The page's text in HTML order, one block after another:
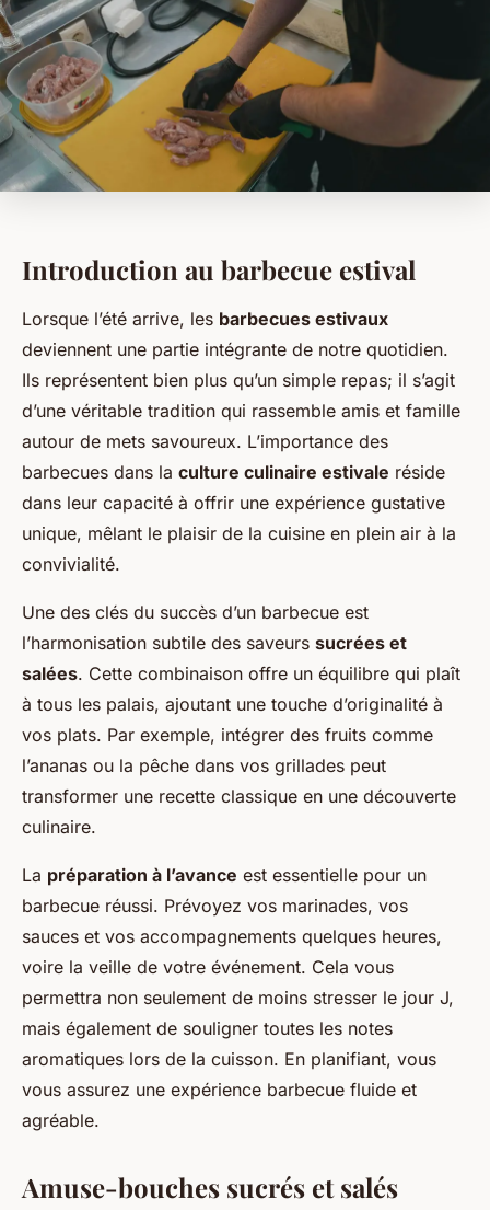
Introduction au barbecue estival
Lorsque l’été arrive, les barbecues estivaux
deviennent une partie intégrante de notre quotidien.
Ils représentent bien plus qu’un simple repas; il s’agit
d’une véritable tradition qui rassemble amis et famille
autour de mets savoureux. L’importance des
barbecues dans la culture culinaire estivale réside
dans leur capacité à offrir une expérience gustative
unique, mêlant le plaisir de la cuisine en plein air à la
convivialité.
Une des clés du succès d’un barbecue est
l’harmonisation subtile des saveurs sucrées et
salées. Cette combinaison offre un équilibre qui plaît
à tous les palais, ajoutant une touche d’originalité à
vos plats. Par exemple, intégrer des fruits comme
l’ananas ou la pêche dans vos grillades peut
transformer une recette classique en une découverte
culinaire.
La préparation à l’avance est essentielle pour un
barbecue réussi. Prévoyez vos marinades, vos
sauces et vos accompagnements quelques heures,
voire la veille de votre événement. Cela vous
permettra non seulement de moins stresser le jour J,
mais également de souligner toutes les notes
aromatiques lors de la cuisson. En planifiant, vous
vous assurez une expérience barbecue fluide et
agréable.
Amuse-bouches sucrés et salés